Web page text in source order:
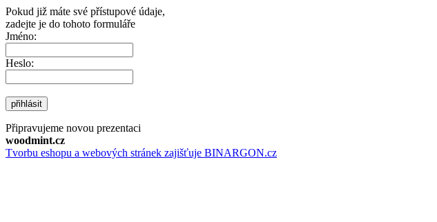
Pokud již máte své přístupové údaje,
zadejte je do tohoto formuláře
Jméno:
Heslo:
přihlásit
Připravujeme novou prezentaci
woodmint.cz
Tvorbu eshopu a webových stránek zajišťuje BINARGON.cz